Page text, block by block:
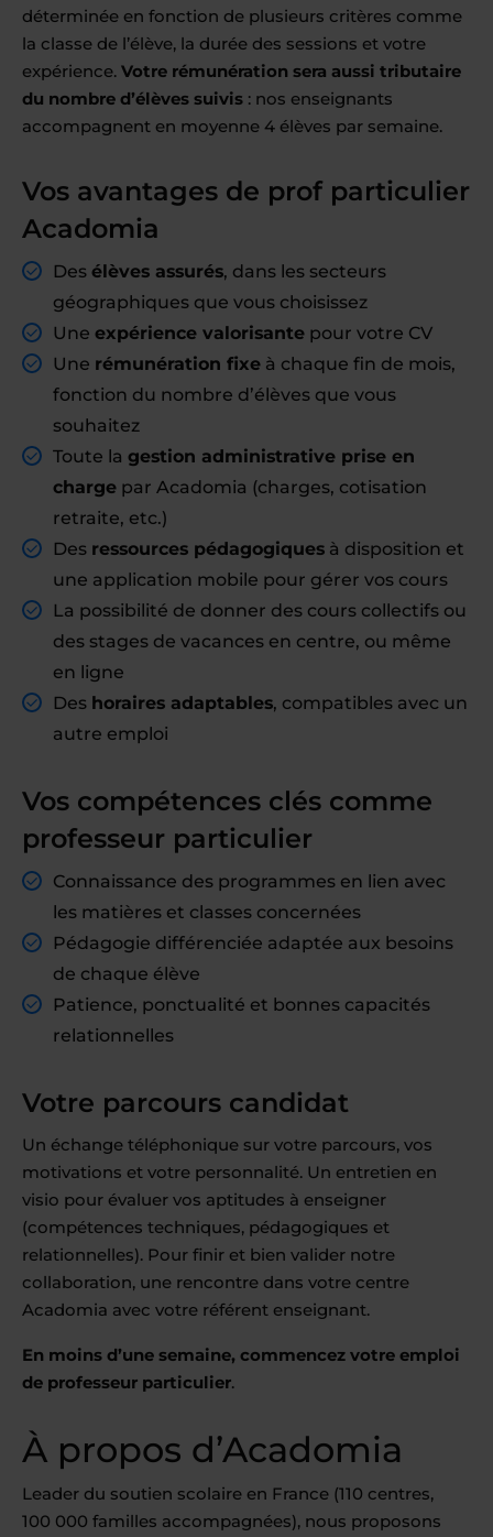
déterminée en fonction de plusieurs critères comme
la classe de l’élève, la durée des sessions et votre
expérience. Votre rémunération sera aussi tributaire
du nombre d’élèves suivis : nos enseignants
accompagnent en moyenne 4 élèves par semaine.
Vos avantages de prof particulier
Acadomia
Des élèves assurés, dans les secteurs
géographiques que vous choisissez
Une expérience valorisante pour votre CV
Une rémunération fixe à chaque fin de mois,
fonction du nombre d’élèves que vous
souhaitez
Toute la gestion administrative prise en
charge par Acadomia (charges, cotisation
retraite, etc.)
Des ressources pédagogiques à disposition et
une application mobile pour gérer vos cours
La possibilité de donner des cours collectifs ou
des stages de vacances en centre, ou même
en ligne
Des horaires adaptables, compatibles avec un
autre emploi
Vos compétences clés comme
professeur particulier
Connaissance des programmes en lien avec
les matières et classes concernées
Pédagogie différenciée adaptée aux besoins
de chaque élève
Patience, ponctualité et bonnes capacités
relationnelles
Votre parcours candidat
Un échange téléphonique sur votre parcours, vos
motivations et votre personnalité. Un entretien en
visio pour évaluer vos aptitudes à enseigner
(compétences techniques, pédagogiques et
relationnelles). Pour finir et bien valider notre
collaboration, une rencontre dans votre centre
Acadomia avec votre référent enseignant.
En moins d’une semaine, commencez votre emploi
de professeur particulier.
À propos d’Acadomia
Leader du soutien scolaire en France (110 centres,
100 000 familles accompagnées), nous proposons